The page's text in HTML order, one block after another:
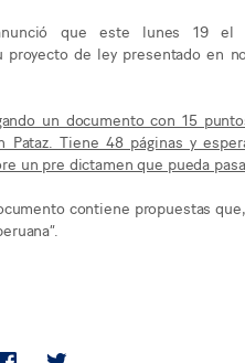
que este lunes 19
proyecto de ley presentado en
un documento con 15
Pataz. Tiene 48 páginas y
un pre dictamen que pueda
contiene propuestas